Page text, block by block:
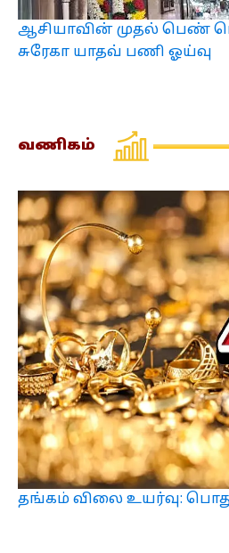
ஆசியாவின் முதல் பெண்
சுரேகா யாதவ் பணி ஓய்வு
வணிகம்
தங்கம் விலை உயர்வு: